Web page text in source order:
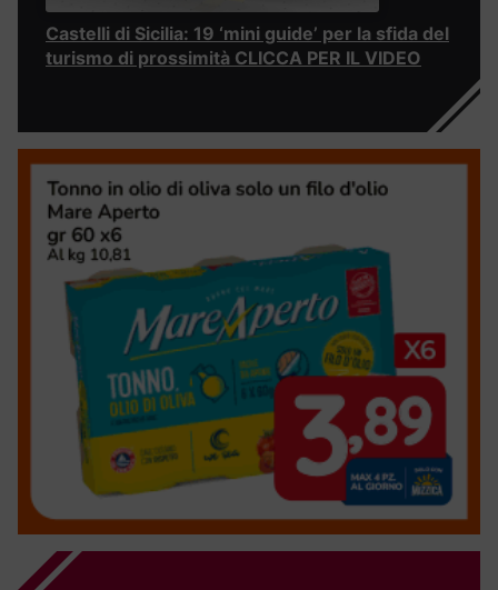
Castelli di Sicilia: 19 ‘mini guide’ per la sfida del
turismo di prossimità CLICCA PER IL VIDEO